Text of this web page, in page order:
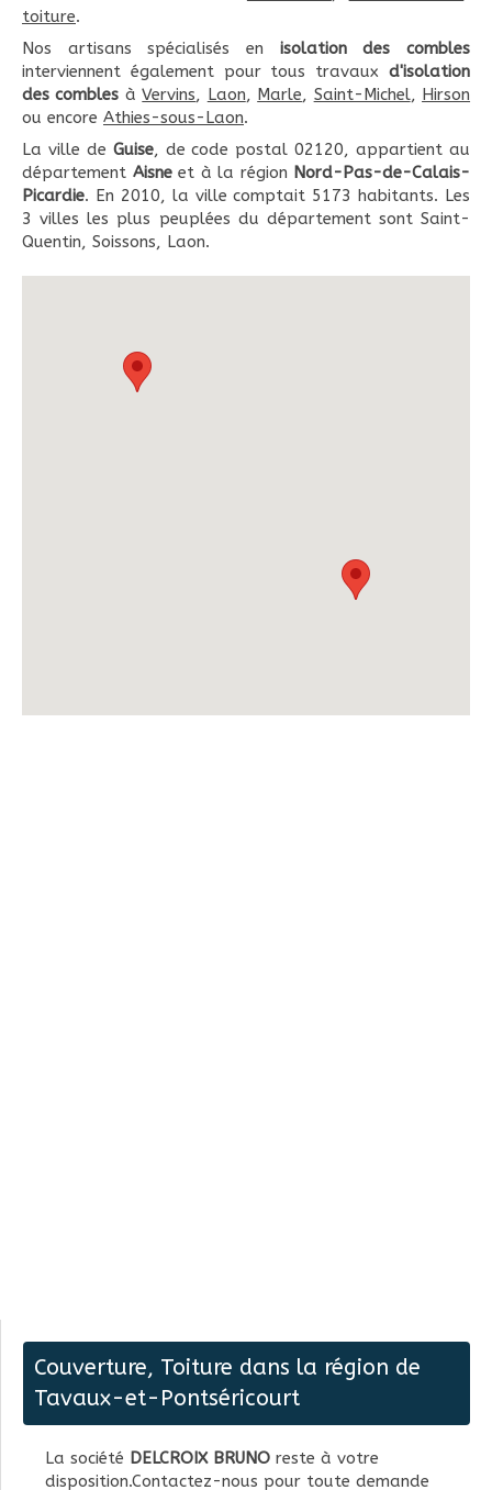
toiture.
Nos artisans spécialisés en isolation des combles
interviennent également pour tous travaux d'isolation
des combles àVervins, Laon, Marle, Saint-Michel, Hirson
ou encore Athies-sous-Laon.
La ville de Guise, de code postal 02120, appartient au
département Aisneet à la région Nord-Pas-de-Calais-
Picardie. En 2010, la ville comptait 5173 habitants. Les
3 villes les plus peuplées du département sont Saint-
Quentin, Soissons, Laon.
Couverture, Toiture dans la région de
Tavaux-et-Pontséricourt
La société DELCROIX BRUNO reste à votre
disposition.Contactez-nous pour toute demande